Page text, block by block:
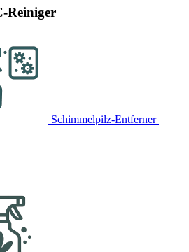
Reiniger
Schimmelpilz-Entferner